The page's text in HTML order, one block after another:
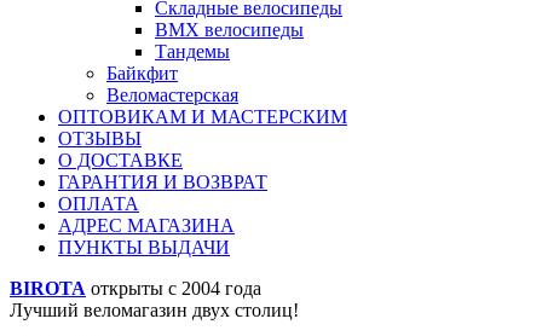
Складные велосипеды
BMX велосипеды
Тандемы
Байкфит
Веломастерская
ОПТОВИКАМ И МАСТЕРСКИМ
ОТЗЫВЫ
О ДОСТАВКЕ
ГАРАНТИЯ И ВОЗВРАТ
ОПЛАТА
АДРЕС МАГАЗИНА
ПУНКТЫ ВЫДАЧИ
BIROTA открыты с 2004 года
Лучший веломагазин двух столиц!